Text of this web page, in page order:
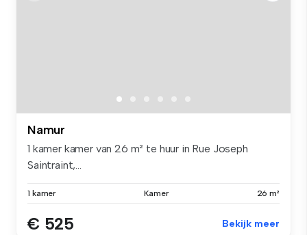
Namur
1 kamer kamer van 26 m² te huur in Rue Joseph
Saintraint,...
1 kamer Kamer 26 m²
€ 525 Bekijk meer